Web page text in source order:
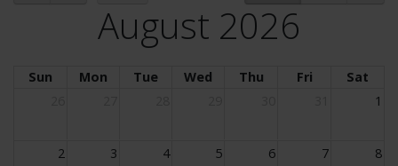
August 2026
Sun Mon Tue Wed Thu Fri
Sat
1
2 3 4 5 6 7 8